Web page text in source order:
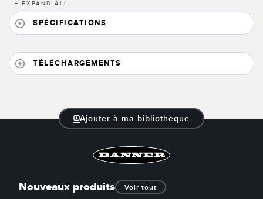
Banner Measurement Sensor Software
Logiciels avec interface utilisateur graphique pour capteurs
TECHNOLOGY
+ EXPAND ALL
SPÉCIFICATIONS
TÉLÉCHARGEMENTS
Ajouter à ma bibliothèque
Nouveaux produits Voir tout